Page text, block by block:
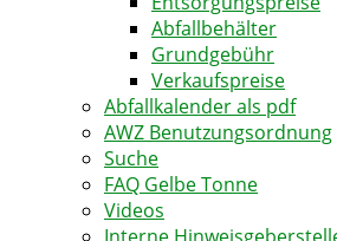
Abfallbehälter
Grundgebühr
Verkaufspreise
Abfallkalender als pdf
AWZ Benutzungsordnung
Suche
FAQ Gelbe Tonne
Videos